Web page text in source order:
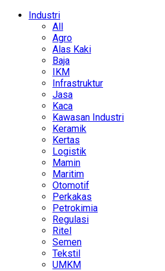
Industri
All
Agro
Alas Kaki
Baja
IKM
Infrastruktur
Jasa
Kaca
Kawasan Industri
Keramik
Kertas
Logistik
Mamin
Maritim
Otomotif
Perkakas
Petrokimia
Regulasi
Ritel
Semen
Tekstil
UMKM